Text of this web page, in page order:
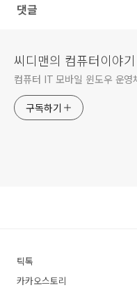
댓글
씨디맨의 컴퓨터이야기
컴퓨터 IT 모바일 윈도우 운
구독하기
틱톡
카카오스토리